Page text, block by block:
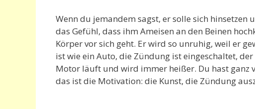
Wenn du jemandem sagst, er solle sich
das Gefühl, dass ihm Ameisen an den Beinen
Körper vor sich geht. Er wird so unruhig, weil er
ist wie ein Auto, die Zündung ist eingeschaltet,
Motor läuft und wird immer heißer. Du hast ganz
das ist die Motivation: die Kunst, die Zündung